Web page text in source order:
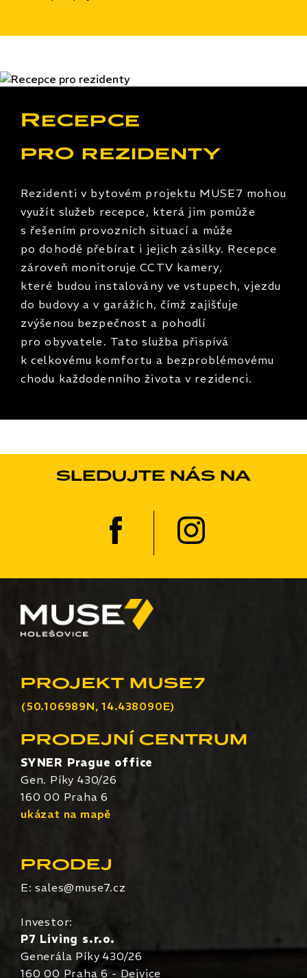
Recepce
pro rezidenty
Rezidenti v bytovém projektu MUSE7 mohou
využít služeb recepce, která jim pomůže
s řešením provozních situací a může
po dohodě přebírat i jejich zásilky. Recepce
zároveň monitoruje CCTV kamery,
které budou instalovány ve vstupech, vjezdu
do budovy a v garážích, čímž zajišťuje
zvýšenou bezpečnost a pohodlí
pro obyvatele. Tato služba přispívá
k celkovému komfortu a bezproblémovému
chodu každodenního života v rezidenci.
SLEDUJTE NÁS NA
PROJEKT MUSE7
(50.106989N, 14.438090E)
PRODEJNÍ CENTRUM
SYNER Prague office
Gen. Píky 430/26
160 00 Praha 6
ukázat na mapě
PRODEJ
E:sales@muse7.cz
Investor:
P7 Living s.r.o.
Generála Píky 430/26
160 00 Praha 6 - Dejvice